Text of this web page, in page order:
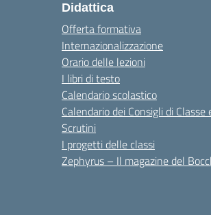
Didattica
Offerta formativa
Internazionalizzazione
Orario delle lezioni
I libri di testo
Calendario scolastico
Calendario dei Consigli di Classe
Scrutini
I progetti delle classi
Zephyrus – Il magazine del